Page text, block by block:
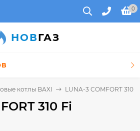
0
НОВГАЗ
котлы BAXI LUNA-3 COMFORT 310 Fi
310 Fi